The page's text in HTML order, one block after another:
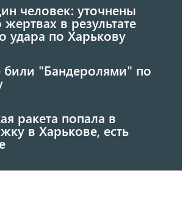
человек: уточнены
в результате
удара по Харькову
били "Бандеролями" по
ракета попала в
в Харькове, есть